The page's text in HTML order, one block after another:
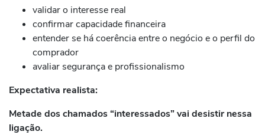
validar o interesse real
confirmar capacidade financeira
entender se há coerência entre o negócio e o perfil do
comprador
avaliar segurança e profissionalismo
Expectativa realista:
Metade dos chamados “interessados” vai desistir nessa
ligação.